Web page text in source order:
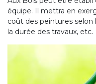
équipe. Il mettra en
coût des peintures selon
la durée des travaux, etc.